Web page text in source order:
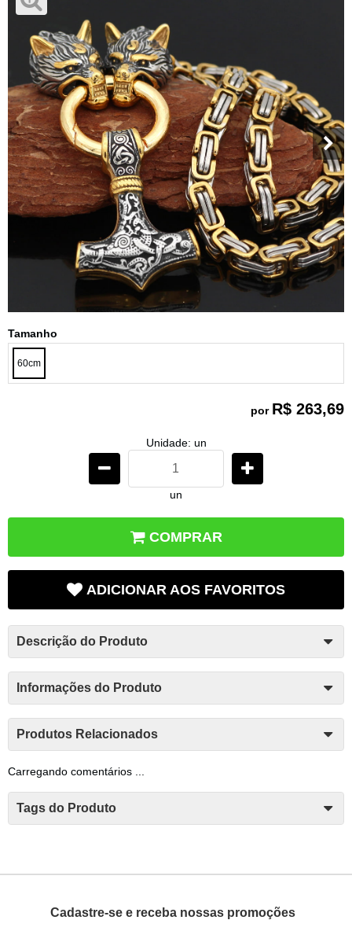
Tamanho
60cm
por R$ 263,69
Unidade: un
un
COMPRAR
ADICIONAR AOS FAVORITOS
Descrição do Produto
Informações do Produto
Produtos Relacionados
Carregando comentários ...
Tags do Produto
Cadastre-se e receba nossas promoções